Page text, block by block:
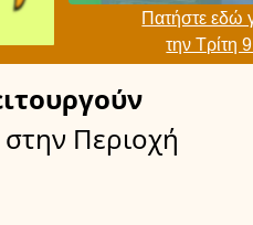
Πατήστε εδώ
την Τρίτη
στην Περιοχή